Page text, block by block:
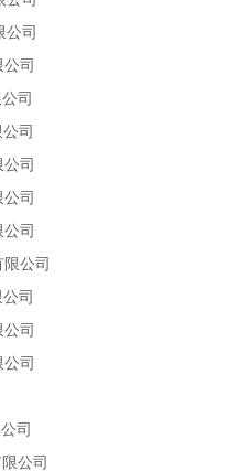
公司
司
司
司
司
司
司
公司
司
司
司
司
公司